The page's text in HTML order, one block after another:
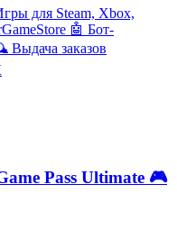
для Steam, Xbox,
🤖 Бот-
заказов
Pass Ultimate 🎮